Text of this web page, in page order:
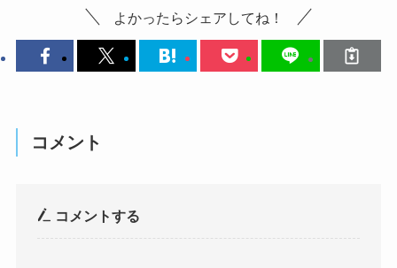
よかったらシェアしてね！
コメント
コメントする